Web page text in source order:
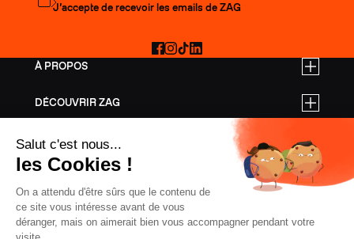
À PROPOS
DÉCOUVRIR ZAG
TARIFS PRO
AIDE
SKIS FREERIDE
S'abonner à la newsletter
J’accepte de recevoir les emails de ZAG
Facebook
Instagram
TikTokLinkedIn